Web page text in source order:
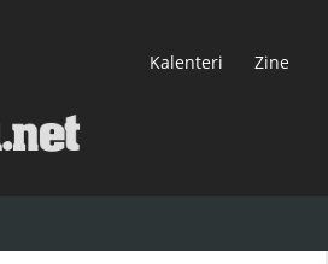
Kalenteri Zine